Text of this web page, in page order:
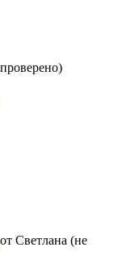
от Светлана (не